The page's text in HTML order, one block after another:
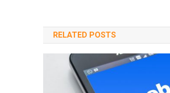
RELATED POSTS